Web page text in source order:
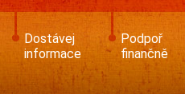
Skip
main
content
Dostávej
informace
Podpoř
finančně